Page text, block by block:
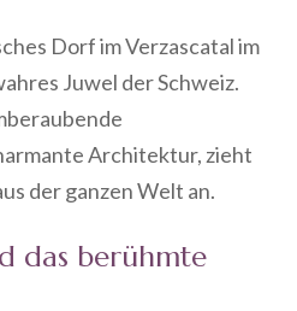
Dorf im Verzascatal im
Juwel der Schweiz.
Architektur, zieht
der ganzen Welt an.
das berühmte